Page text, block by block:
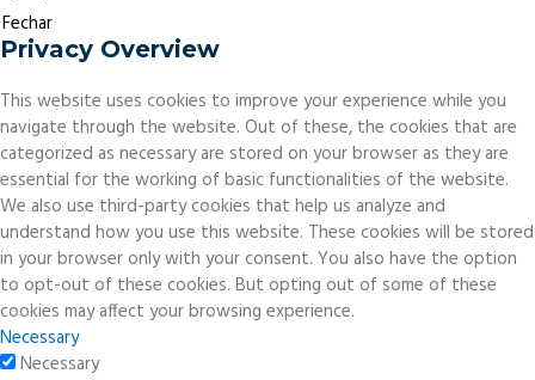
Fechar
Privacy Overview
This website uses cookies to improve your experience while you
navigate through the website. Out of these, the cookies that are
categorized as necessary are stored on your browser as they are
essential for the working of basic functionalities of the website.
We also use third-party cookies that help us analyze and
understand how you use this website. These cookies will be stored
in your browser only with your consent. You also have the option
to opt-out of these cookies. But opting out of some of these
cookies may affect your browsing experience.
Necessary
Necessary